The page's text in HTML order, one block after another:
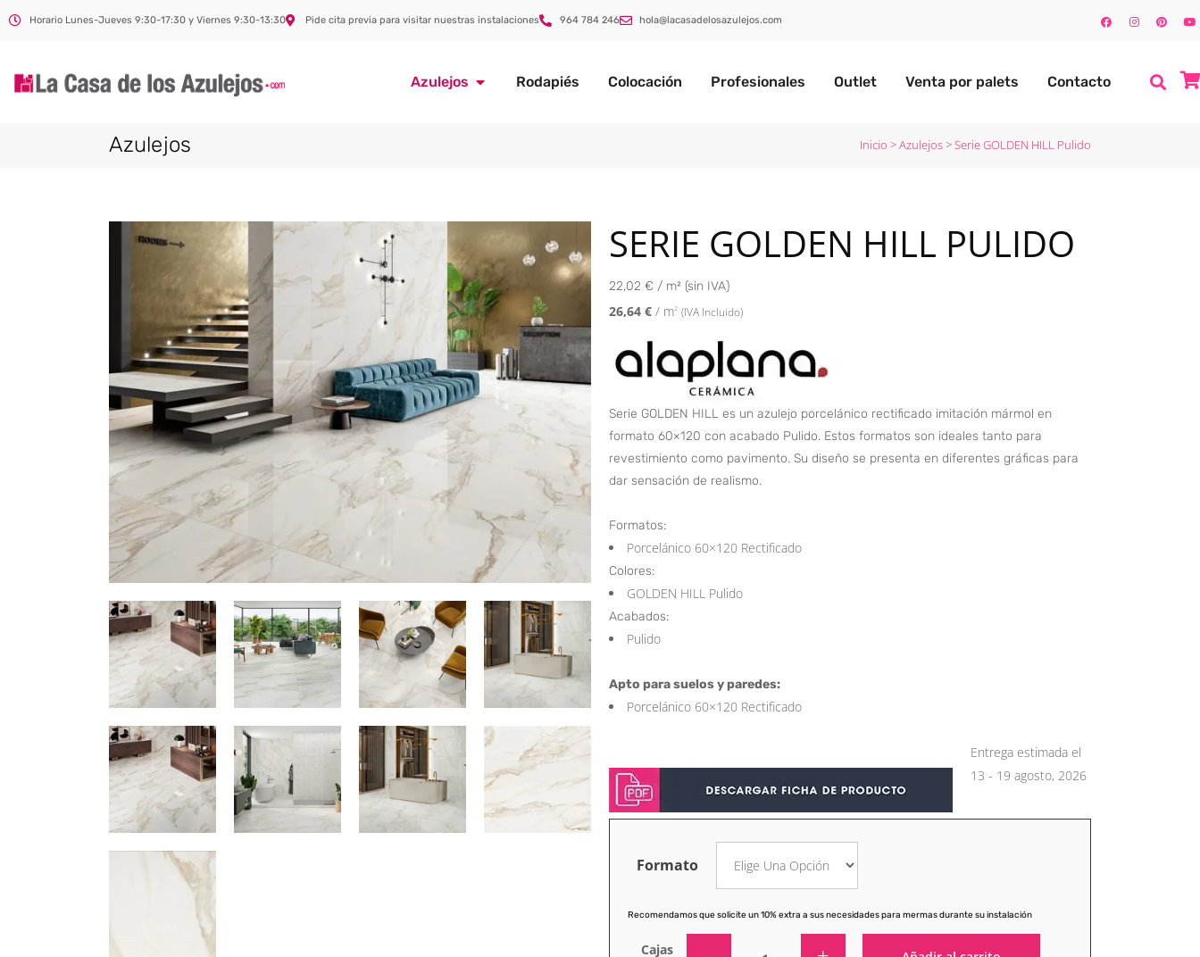
Horario Lunes-Jueves 9:30-17:30 y Viernes 9:30-13:30 Pide cita previa para visitar nuestras instalaciones 964 784 246 hola@lacasadelosazulejos.com
Azulejos Rodapiés Colocación Profesionales Outlet Venta por palets Contacto
Azulejos Inicio >Azulejos>Serie GOLDEN HILL Pulido
SERIE GOLDEN HILL PULIDO
22,02 € / m² (sin IVA)
26,64 € / m2 (IVA Incluido)
Serie GOLDEN HILL es un azulejo porcelánico rectificado imitación mármol en
formato 60×120 con acabado Pulido. Estos formatos son ideales tanto para
revestimiento como pavimento. Su diseño se presenta en diferentes gráficas para
dar sensación de realismo.
Formatos:
Porcelánico 60×120 Rectificado
Colores:
GOLDEN HILL Pulido
Acabados:
Pulido
Apto para suelos y paredes:
Porcelánico 60×120 Rectificado
Entrega estimada el
13 - 19 agosto, 2026
Formato
Recomendamos que solicite un 10% extra a sus necesidades para mermas durante su instalación
Cajas